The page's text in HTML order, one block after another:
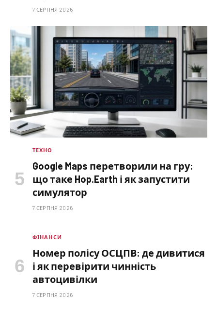
7 СЕРПНЯ 2026
ТЕХНО
Google Maps перетворили на гру:
що таке Hop.Earth і як запустити
симулятор
7 СЕРПНЯ 2026
ФІНАНСИ
Номер полісу ОСЦПВ: де дивитися
і як перевірити чинність
автоцивілки
7 СЕРПНЯ 2026